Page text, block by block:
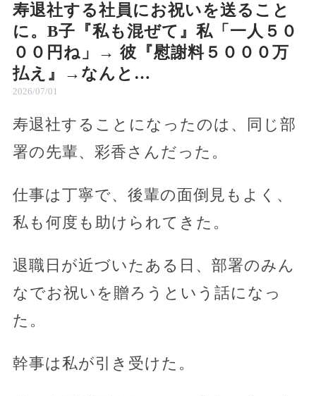
寿退社する社員にお祝いを送ること
に。B子『私も混ぜて』私「一人５０
００円ね」→ 彼『慰謝料５０００万
払え』→なんと…
2026/07/01
寿退社することになったのは、同じ部
署の先輩、彩香さんだった。
仕事は丁寧で、後輩の面倒見もよく、
私も何度も助けられてきた。
退職日が近づいたある日、部署のみん
なでお祝いを贈ろうという話になっ
た。
幹事は私が引き受けた。